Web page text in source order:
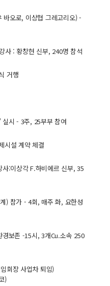
오로, 이상협 그레고리오) -
사 : 황창현 신부, 240명 참석
거행
실시 - 3주, 25부부 참여
시설 계약 체결
:이상각 F.하비에르 신부, 35
) 참가 - 4회, 매주 화, 요한성
보존 -15시, 3개Cu.소속 250
회장 사업차 퇴임)
)